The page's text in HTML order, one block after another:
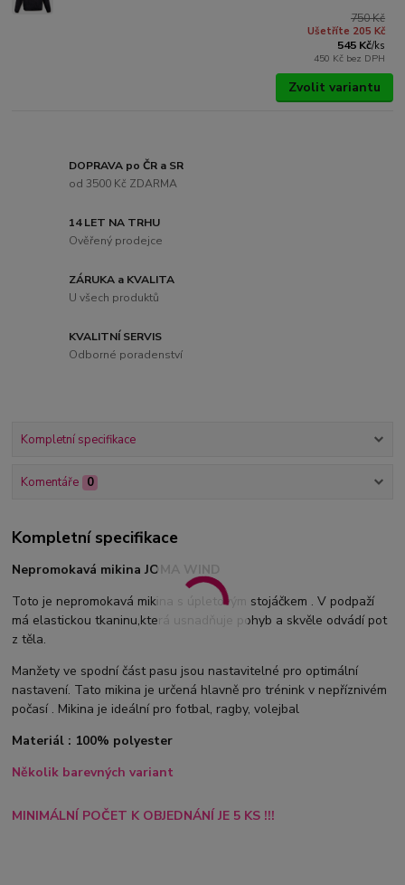
750 Kč
Ušetříte 205 Kč
545 Kč/ks
450 Kč bez DPH
Zvolit variantu
DOPRAVA po ČR a SR
od 3500 Kč ZDARMA
14 LET NA TRHU
Ověřený prodejce
ZÁRUKA a KVALITA
U všech produktů
KVALITNÍ SERVIS
Odborné poradenství
Kompletní specifikace
Komentáře 0
Kompletní specifikace
Nepromokavá mikina JOMA WIND
Toto je nepromokavá mikina s úpletovým stojáčkem . V podpaží
má elastickou tkaninu,která usnadňuje pohyb a skvěle odvádí pot
z těla.
Manžety ve spodní část pasu jsou nastavitelné pro optimální
nastavení. Tato mikina je určená hlavně pro trénink v nepříznivém
počasí . Mikina je ideální pro fotbal, ragby, volejbal
Materiál : 100% polyester
Několik barevných variant
MINIMÁLNÍ POČET K OBJEDNÁNÍ JE 5 KS !!!